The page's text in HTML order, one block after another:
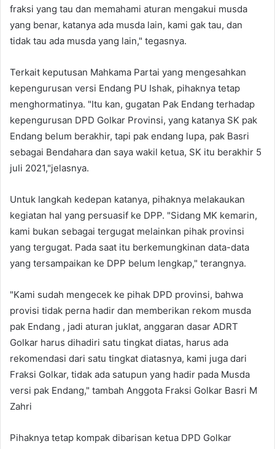
fraksi yang tau dan memahami aturan mengakui musda
yang benar, katanya ada musda lain, kami gak tau, dan
tidak tau ada musda yang lain," tegasnya.
Terkait keputusan Mahkama Partai yang mengesahkan
kepengurusan versi Endang PU Ishak, pihaknya tetap
menghormatinya. "Itu kan, gugatan Pak Endang terhadap
kepengurusan DPD Golkar Provinsi, yang katanya SK pak
Endang belum berakhir, tapi pak endang lupa, pak Basri
sebagai Bendahara dan saya wakil ketua, SK itu berakhir 5
juli 2021,"jelasnya.
Untuk langkah kedepan katanya, pihaknya melakaukan
kegiatan hal yang persuasif ke DPP. "Sidang MK kemarin,
kami bukan sebagai tergugat melainkan pihak provinsi
yang tergugat. Pada saat itu berkemungkinan data-data
yang tersampaikan ke DPP belum lengkap," terangnya.
"Kami sudah mengecek ke pihak DPD provinsi, bahwa
provisi tidak perna hadir dan memberikan rekom musda
pak Endang , jadi aturan juklat, anggaran dasar ADRT
Golkar harus dihadiri satu tingkat diatas, harus ada
rekomendasi dari satu tingkat diatasnya, kami juga dari
Fraksi Golkar, tidak ada satupun yang hadir pada Musda
versi pak Endang," tambah Anggota Fraksi Golkar Basri M
Zahri
Pihaknya tetap kompak dibarisan ketua DPD Golkar